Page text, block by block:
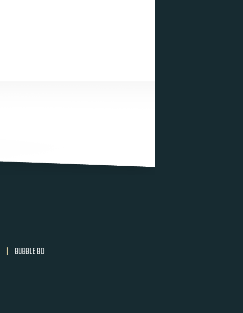
| BUBBLE BD